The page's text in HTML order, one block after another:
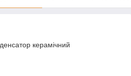
керамічний